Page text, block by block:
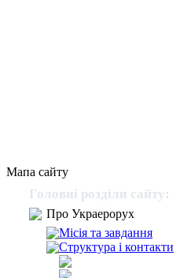
Мапа сайту
Головні розділи сайту:
Про Украерорух
Місія та завдання
Структура і контакти